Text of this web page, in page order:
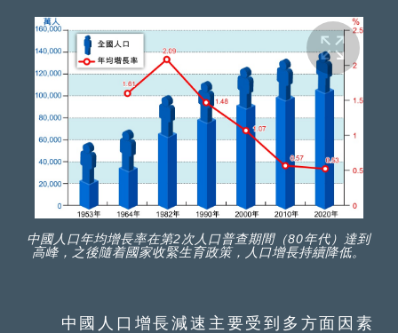
中國人口年均增長率在第2次人口普查期間（80年代）達到
高峰，之後隨着國家收緊生育政策，人口增長持續降低。
中國人口增長減速主要受到多方面因素